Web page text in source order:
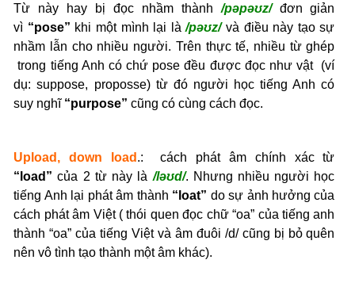
Từ này hay bị đọc nhầm thành /pəpəʊz/
đơn giản
vì “pose” khi một mình lại là/pəʊz/ và điều này tạo sự
nhầm lẫn cho nhiều người. Trên thực tế, nhiều từ ghép
trong tiếng Anh có chứ pose đều được đọc như vật (ví
dụ: suppose, proposse) từ đó người học tiếng Anh có
suy nghĩ “purpose” cũng có cùng cách đọc.
Upload, down load .: cách phát âm chính xác từ
“load” của 2 từ này là /ləʊd/. Nhưng nhiều người học
tiếng Anh lại phát âm thành “loat” do sự ảnh hưởng của
cách phát âm Việt ( thói quen đọc chữ “oa” của tiếng anh
thành “oa” của tiếng Việt và âm đuôi /d/ cũng bị bỏ quên
nên vô tình tạo thành một âm khác).